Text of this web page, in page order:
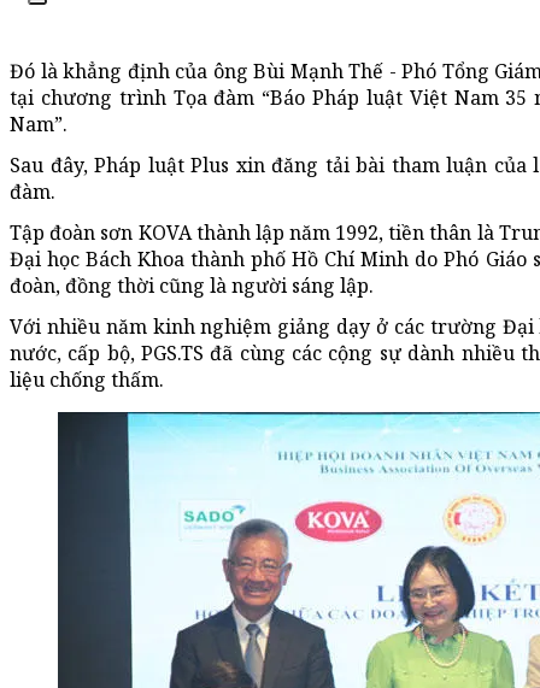
Đó là khẳng định của ông Bùi Mạnh Thế - Phó Tổng
tại chương trình Tọa đàm “Báo Pháp luật Việt Nam
Nam”.
Sau đây, Pháp luật Plus xin đăng tải bài tham luận của
đàm.
Tập đoàn sơn KOVA thành lập năm 1992, tiền thân là
Đại học Bách Khoa thành phố Hồ Chí Minh do Phó
đoàn, đồng thời cũng là người sáng lập.
Với nhiều năm kinh nghiệm giảng dạy ở các trường
nước, cấp bộ, PGS.TS đã cùng các cộng sự dành
liệu chống thấm.